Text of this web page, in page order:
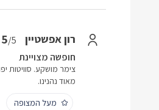
רון אפשטיין 5/5
חופשה מצויינת
צימר מושקע. סוויטות
מאוד נהנינו.
מעל המצופה